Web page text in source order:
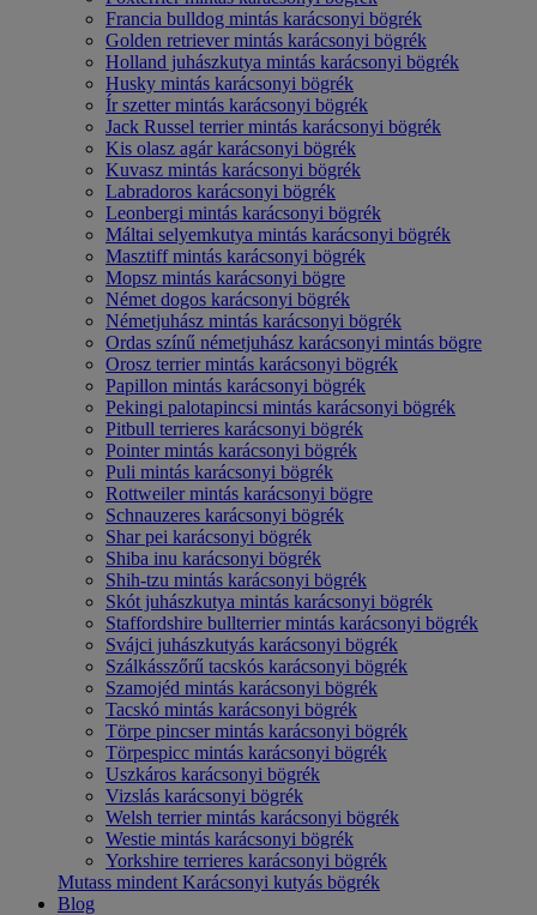
Francia bulldog mintás karácsonyi bögrék
Golden retriever mintás karácsonyi bögrék
Holland juhászkutya mintás karácsonyi bögrék
Husky mintás karácsonyi bögrék
Ír szetter mintás karácsonyi bögrék
Jack Russel terrier mintás karácsonyi bögrék
Kis olasz agár karácsonyi bögrék
Kuvasz mintás karácsonyi bögrék
Labradoros karácsonyi bögrék
Leonbergi mintás karácsonyi bögrék
Máltai selyemkutya mintás karácsonyi bögrék
Masztiff mintás karácsonyi bögrék
Mopsz mintás karácsonyi bögre
Német dogos karácsonyi bögrék
Németjuhász mintás karácsonyi bögrék
Ordas színű németjuhász karácsonyi mintás bögre
Orosz terrier mintás karácsonyi bögrék
Papillon mintás karácsonyi bögrék
Pekingi palotapincsi mintás karácsonyi bögrék
Pitbull terrieres karácsonyi bögrék
Pointer mintás karácsonyi bögrék
Puli mintás karácsonyi bögrék
Rottweiler mintás karácsonyi bögre
Schnauzeres karácsonyi bögrék
Shar pei karácsonyi bögrék
Shiba inu karácsonyi bögrék
Shih-tzu mintás karácsonyi bögrék
Skót juhászkutya mintás karácsonyi bögrék
Staffordshire bullterrier mintás karácsonyi bögrék
Svájci juhászkutyás karácsonyi bögrék
Szálkásszőrű tacskós karácsonyi bögrék
Szamojéd mintás karácsonyi bögrék
Tacskó mintás karácsonyi bögrék
Törpe pincser mintás karácsonyi bögrék
Törpespicc mintás karácsonyi bögrék
Uszkáros karácsonyi bögrék
Vizslás karácsonyi bögrék
Welsh terrier mintás karácsonyi bögrék
Westie mintás karácsonyi bögrék
Yorkshire terrieres karácsonyi bögrék
Mutass mindent Karácsonyi kutyás bögrék
Blog